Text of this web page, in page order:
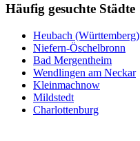
Häufig gesuchte Städte
Heubach (Württemberg)
Niefern-Öschelbronn
Bad Mergentheim
Wendlingen am Neckar
Kleinmachnow
Mildstedt
Charlottenburg